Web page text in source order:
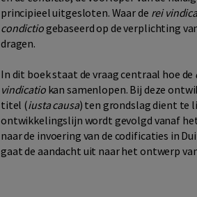
principieel uitgesloten. Waar de rei
condictiogebaseerd op de verplichting
dragen.
In dit boek staat de vraag centraal hoe de
vindicatiokan samenlopen. Bij deze
titel (iusta causa) ten grondslag dient te
ontwikkelingslijn wordt gevolgd vanaf
naar de invoering van de codificaties in
gaat de aandacht uit naar het ontwerp